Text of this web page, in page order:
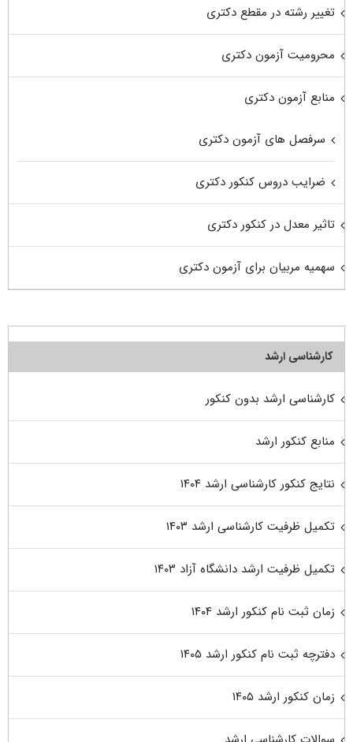
تغییر رشته در مقطع دکتری
محرومیت آزمون دکتری
منابع آزمون دکتری
سرفصل های آزمون دکتری
ضرایب دروس کنکور دکتری
تاثیر معدل در کنکور دکتری
سهمیه مربیان برای آزمون دکتری
کارشناسی ارشد
کارشناسی ارشد بدون کنکور
منابع کنکور ارشد
نتایج کنکور کارشناسی ارشد ۱۴۰۴
تکمیل ظرفیت کارشناسی ارشد ۱۴۰۳
تکمیل ظرفیت ارشد دانشگاه آزاد ۱۴۰۳
زمان ثبت نام کنکور ارشد ۱۴۰۴
دفترچه ثبت نام کنکور ارشد ۱۴۰۵
زمان کنکور ارشد ۱۴۰۵